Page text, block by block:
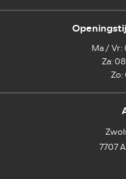
Ma / Vr:
Za:
Zo:
7707